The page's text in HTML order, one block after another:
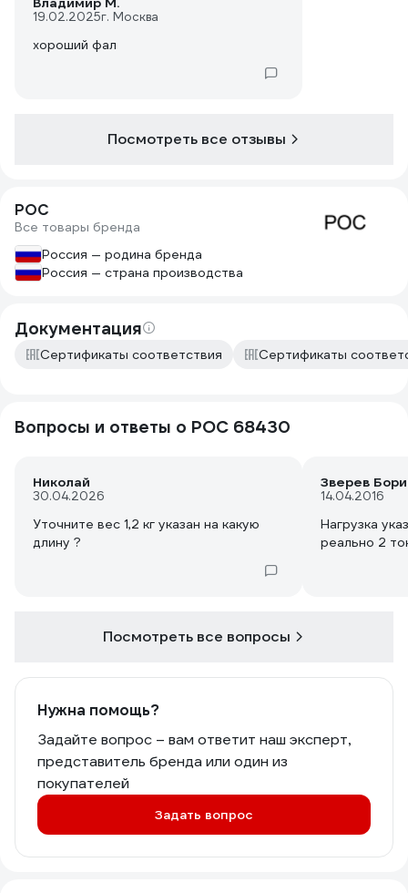
19.02.2025г. Москва
хороший фал
Посмотреть все отзывы
РОС
Все товары бренда
Россия — родина бренда
Россия — страна производства
Документация
Сертификаты соответствия Сертификаты
Вопросы и ответы о РОС 68430
Николай
30.04.2026
Уточните вес 1,2 кг указан на какую
длину ?
Зверев
14.04.2016
Нагрузка
реально 2
Посмотреть все вопросы
Нужна помощь?
Задайте вопрос – вам ответит наш эксперт,
представитель бренда или один из
покупателей
Задать вопрос